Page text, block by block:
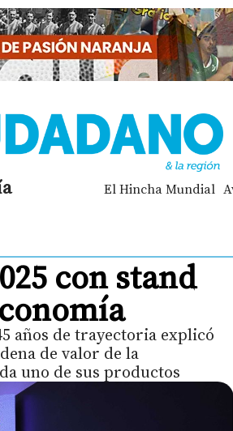
El Hincha Mundial
con stand
años de trayectoria explicó
de valor de la
uno de sus productos